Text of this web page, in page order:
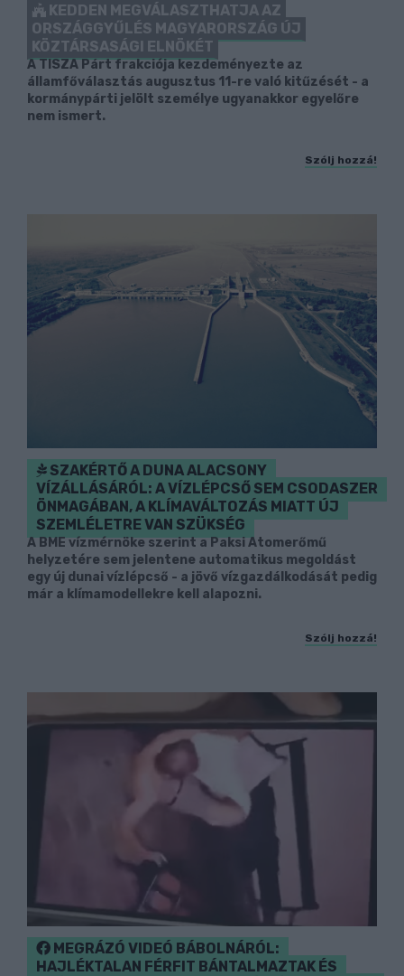
KEDDEN MEGVÁLASZTHATJA AZ
ORSZÁGGYŰLÉS MAGYARORSZÁG ÚJ
KÖZTÁRSASÁGI ELNÖKÉT
A TISZA Párt frakciója kezdeményezte az
államfőválasztás augusztus 11-re való kitűzését - a
kormánypárti jelölt személye ugyanakkor egyelőre
nem ismert.
Szólj hozzá!
SZAKÉRTŐ A DUNA ALACSONY
VÍZÁLLÁSÁRÓL: A VÍZLÉPCSŐ SEM CSODASZER
ÖNMAGÁBAN, A KLÍMAVÁLTOZÁS MIATT ÚJ
SZEMLÉLETRE VAN SZÜKSÉG
A BME vízmérnöke szerint a Paksi Atomerőmű
helyzetére sem jelentene automatikus megoldást
egy új dunai vízlépcső - a jövő vízgazdálkodását pedig
már a klímamodellekre kell alapozni.
Szólj hozzá!
MEGRÁZÓ VIDEÓ BÁBOLNÁRÓL:
HAJLÉKTALAN FÉRFIT BÁNTALMAZTAK ÉS